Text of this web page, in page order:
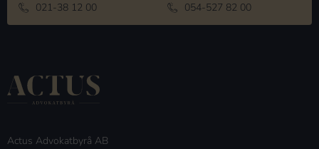
021-38 12 00
054-527 82 00
Actus Advokatbyrå AB